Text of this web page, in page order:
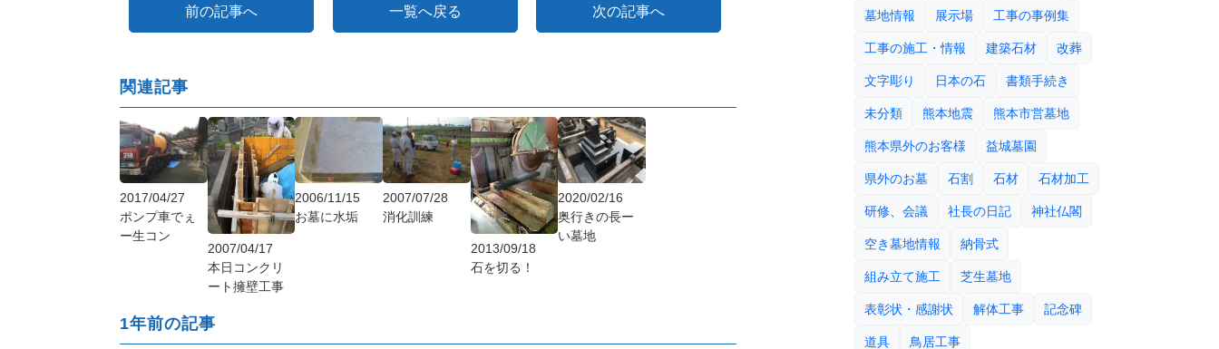
前の記事へ 一覧へ戻る 次の記事へ
関連記事
2017/04/27
ポンプ車でぇ
ー生コン
2007/04/17
本日コンクリ
ート擁壁工事
2006/11/15
お墓に水垢
2007/07/28
消化訓練
2013/09/18
石を切る！
2020/02/16
奥行きの長ー
い墓地
1年前の記事
墓地情報 展示場 工事の事例集
工事の施工・情報 建築石材 改葬
文字彫り 日本の石 書類手続き
未分類 熊本地震 熊本市営墓地
熊本県外のお客様 益城墓園
県外のお墓 石割 石材 石材加工
研修、会議 社長の日記 神社仏閣
空き墓地情報 納骨式
組み立て施工 芝生墓地
表彰状・感謝状 解体工事 記念碑
道具 鳥居工事